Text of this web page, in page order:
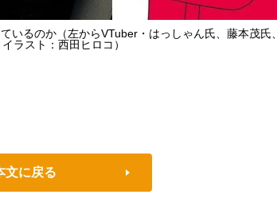
いるのか（左からVTuber・はっしゃん氏、藤本茂氏、
ラスト：西田ヒロコ）
文に戻る